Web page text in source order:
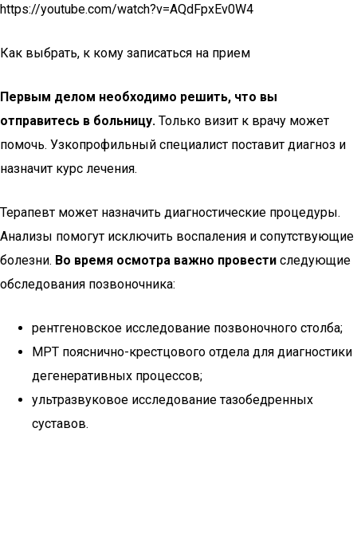
https://youtube.com/watch?v=AQdFpxEv0W4
Как выбрать, к кому записаться на прием
Первым делом необходимо решить, что вы
отправитесь в больницу. Только визит к врачу может
помочь. Узкопрофильный специалист поставит диагноз и
назначит курс лечения.
Терапевт может назначить диагностические процедуры.
Анализы помогут исключить воспаления и сопутствующие
болезни. Во время осмотра важно провести следующие
обследования позвоночника:
рентгеновское исследование позвоночного столба;
МРТ пояснично-крестцового отдела для диагностики
дегенеративных процессов;
ультразвуковое исследование тазобедренных
суставов.